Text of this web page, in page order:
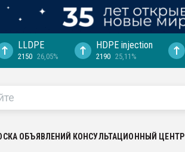
LLDPE
2150 26,05%
HDPE injection
2190 25,11%
ОБЪЯВЛЕНИЙ КОНСУЛЬТАЦИОННЫЙ ЦЕНТР